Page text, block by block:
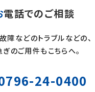
お電話でのご相談
障などのトラブルなどの、
ぎのご用件もこちらへ。
TEL
24-0400